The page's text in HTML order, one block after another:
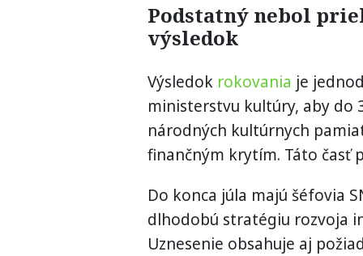
Podstatný nebol
výsledok
Výsledok rokovania je
ministerstvu kultúry, aby do
národných kultúrnych
finančným krytím. Táto časť
Do konca júla majú šéfovia
dlhodobú stratégiu rozvoja
Uznesenie obsahuje aj